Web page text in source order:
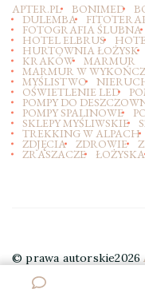
APTER.PL BONIMED
DULEMBA
FOTOGRAFIA ŚLUBNA
HOTEL ELBRUS
HURTOWNIA ŁOŻYSK
KRAKÓW MARMUR
MARMUR W
MYŚLISTWO
OŚWIETLENIE LED
POMPY DO
POMPY SPALINOWE
SKLEPY MYŚLIWSKIE
TREKKING W ALPACH
ZDJĘCIA ZDROWIE
ZRASZACZE ŁOŻYSKA
© prawa autorskie2026
prawa zastrzeżone.